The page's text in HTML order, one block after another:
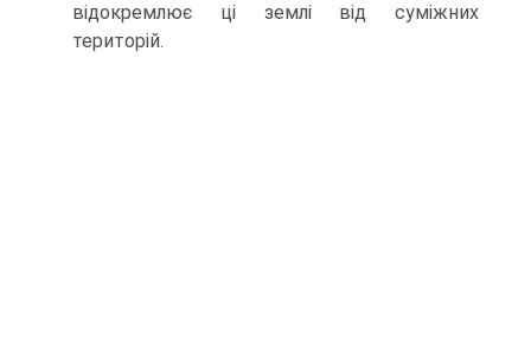
відокремлює ці землі від суміжних
територій.